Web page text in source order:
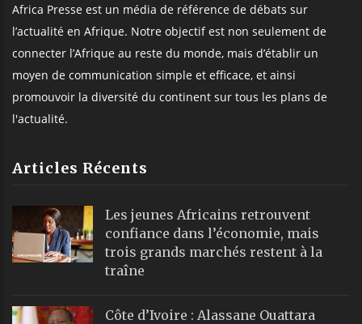
Africa Presse est un média de référence de débats sur
l’actualité en Afrique. Notre objectif est non seulement de
connecter l’Afrique au reste du monde, mais d’établir un
moyen de communication simple et efficace, et ainsi
promouvoir la diversité du continent sur tous les plans de
l'actualité.
Articles Récents
Les jeunes Africains retrouvent
confiance dans l’économie, mais
trois grands marchés restent à la
traîne
Côte d’Ivoire : Alassane Ouattara